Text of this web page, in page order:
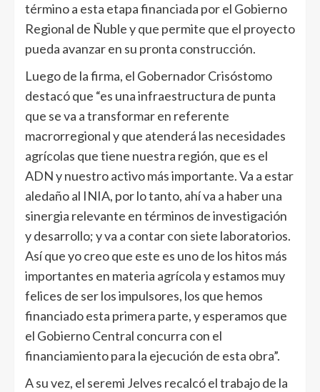
término a esta etapa financiada por el Gobierno
Regional de Ñuble y que permite que el proyecto
pueda avanzar en su pronta construcción.
Luego de la firma, el Gobernador Crisóstomo
destacó que “es una infraestructura de punta
que se va a transformar en referente
macrorregional y que atenderá las necesidades
agrícolas que tiene nuestra región, que es el
ADN y nuestro activo más importante. Va a estar
aledaño al INIA, por lo tanto, ahí va a haber una
sinergia relevante en términos de investigación
y desarrollo; y va a contar con siete laboratorios.
Así que yo creo que este es uno de los hitos más
importantes en materia agrícola y estamos muy
felices de ser los impulsores, los que hemos
financiado esta primera parte, y esperamos que
el Gobierno Central concurra con el
financiamiento para la ejecución de esta obra”.
A su vez, el seremi Jelves recalcó el trabajo de la